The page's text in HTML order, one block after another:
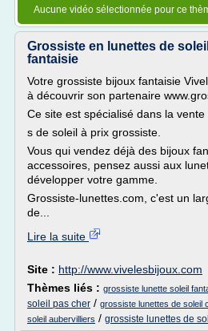
Aucune vidéo sélectionnée pour ce
Grossiste en lunettes de
fantaisie
Votre grossiste bijoux fantaisie
à découvrir son partenaire
Ce site est spécialisé dans la
s de soleil à prix grossiste.
Vous qui vendez déjà des bijoux
accessoires, pensez aussi aux
développer votre gamme.
Grossiste-lunettes.com, c'est un
de...
Lire la suite
Site : http://www.vivelesbijoux.com
Thèmes liés : grossiste lunette soleil
soleil pas cher / grossiste lunettes de soleil
soleil aubervilliers / grossiste lunettes de